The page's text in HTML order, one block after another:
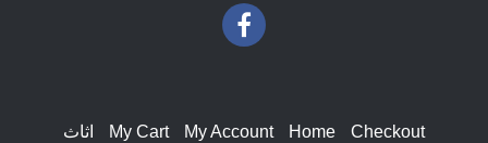
Checkout
Home
My Account
My Cart
اثاث